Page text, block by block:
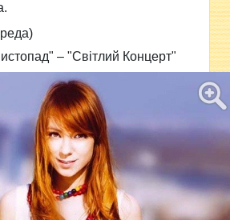
– "Світлий Концерт"